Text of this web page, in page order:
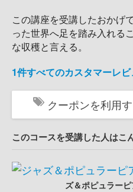
この講座を受講したおかげ
った世界へ足を踏み入れる
な収穫と言える。
1件すべてのカスタマーレ
クーポンを利用
このコースを受講した人はこ
ズ＆ポピュラー